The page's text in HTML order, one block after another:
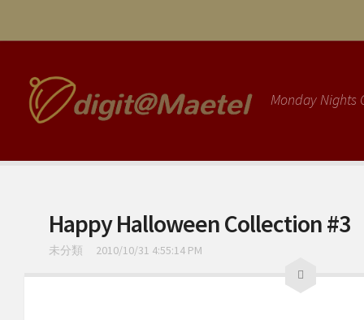
Entries
サンプルページ
Monday Nights
Happy Halloween Collection #3
未分類 2010/10/31 4:55:14 PM